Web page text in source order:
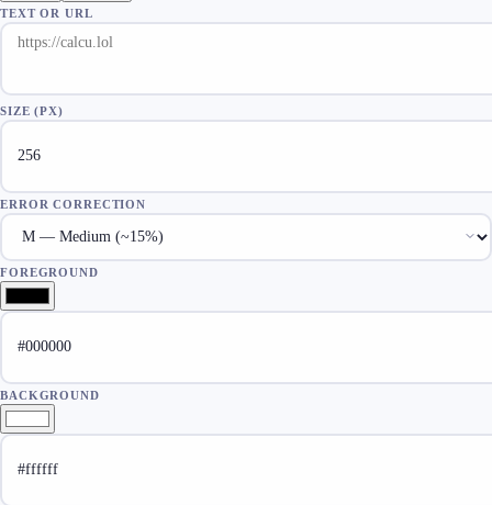
TEXT OR URL
SIZE (PX)
ERROR CORRECTION
FOREGROUND
BACKGROUND